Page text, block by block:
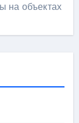
на объектах